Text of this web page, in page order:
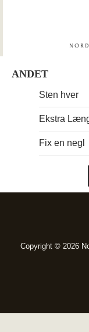
ANDET
Sten hver
Ekstra
Fix en negl
Copyright © 2026